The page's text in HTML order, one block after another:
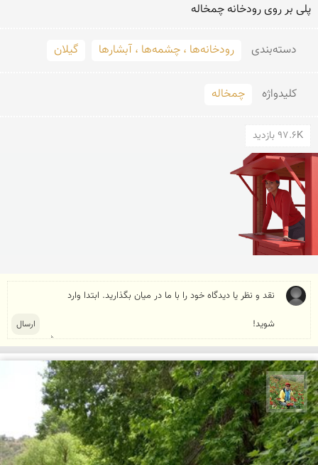
پلی بر روی رودخانه چمخاله
دسته‌بندی رودخانه‌ها ، چشمه‌ها ، آبشارها گیلان
کلید‌واژه چمخاله
97.6K بازدید
اسفندیار خدایی